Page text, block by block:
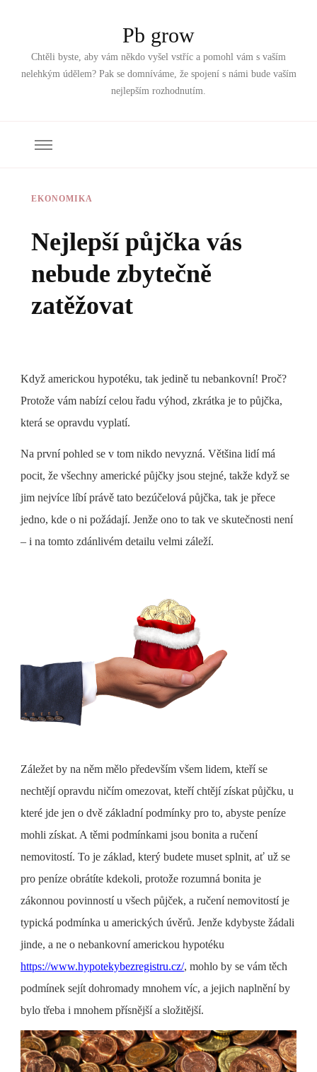
Pb grow
Chtěli byste, aby vám někdo vyšel vstříc a pomohl vám s vaším
nelehkým údělem? Pak se domníváme, že spojení s námi bude vaším
nejlepším rozhodnutím.
EKONOMIKA
Nejlepší půjčka vás
nebude zbytečně
zatěžovat
Když americkou hypotéku, tak jedině tu nebankovní! Proč?
Protože vám nabízí celou řadu výhod, zkrátka je to půjčka,
která se opravdu vyplatí.
Na první pohled se v tom nikdo nevyzná. Většina lidí má
pocit, že všechny americké půjčky jsou stejné, takže když se
jim nejvíce líbí právě tato bezúčelová půjčka, tak je přece
jedno, kde o ni požádají. Jenže ono to tak ve skutečnosti není
– i na tomto zdánlivém detailu velmi záleží.
Záležet by na něm mělo především všem lidem, kteří se
nechtějí opravdu ničím omezovat, kteří chtějí získat půjčku, u
které jde jen o dvě základní podmínky pro to, abyste peníze
mohli získat. A těmi podmínkami jsou bonita a ručení
nemovitostí. To je základ, který budete muset splnit, ať už se
pro peníze obrátíte kdekoli, protože rozumná bonita je
zákonnou povinností u všech půjček, a ručení nemovitostí je
typická podmínka u amerických úvěrů. Jenže kdybyste žádali
jinde, a ne o nebankovní americkou hypotéku
https://www.hypotekybezregistru.cz/, mohlo by se vám těch
podmínek sejít dohromady mnohem víc, a jejich naplnění by
bylo třeba i mnohem přísnější a složitější.